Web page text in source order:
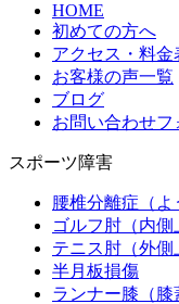
HOME
初めての方へ
アクセス・料金
お客様の声一覧
ブログ
お問い合わせフ
スポーツ障害
腰椎分離症（よ
ゴルフ肘（内側
テニス肘（外側
半月板損傷
ランナー膝（膝